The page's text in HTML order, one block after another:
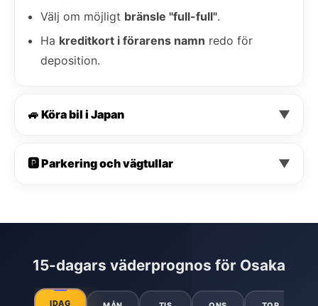
Välj om möjligt bränsle "full-full".
Ha kreditkort i förarens namn redo för
deposition.
🚙 Köra bil i Japan ▼
🅿️ Parkering och vägtullar ▼
15-dagars väderprognos för Osaka
IDAG